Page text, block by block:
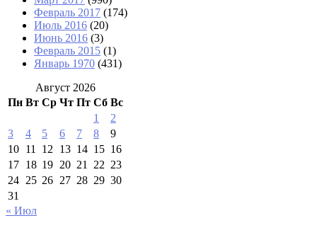
Февраль 2017 (174)
Июль 2016 (20)
Июнь 2016 (3)
Февраль 2015 (1)
Январь 1970 (431)
Август 2026
Пн Вт Ср Чт Пт Сб Вс
1
2
3
4 5 6 7 8
9
10 11 12 13 14 15 16
17 18 19 20 21 22 23
24 25 26 27 28 29 30
31
« Июл